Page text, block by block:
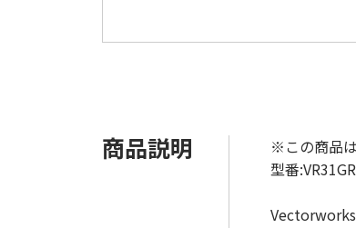
商品説明
※この商品
型番